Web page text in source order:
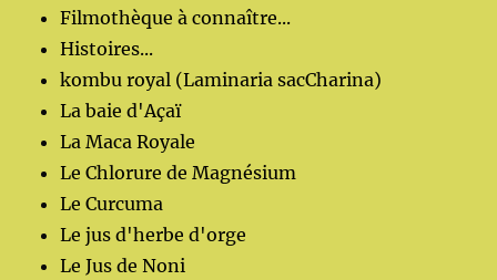
Filmothèque à connaître...
Histoires...
kombu royal (Laminaria sacCharina)
La baie d'Açaï
La Maca Royale
Le Chlorure de Magnésium
Le Curcuma
Le jus d'herbe d'orge
Le Jus de Noni